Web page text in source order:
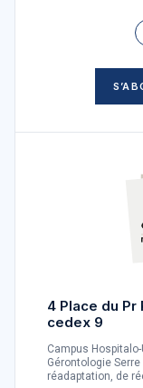
4 Place du
cedex 9
Campus
Gérontologie
réadaptation, de